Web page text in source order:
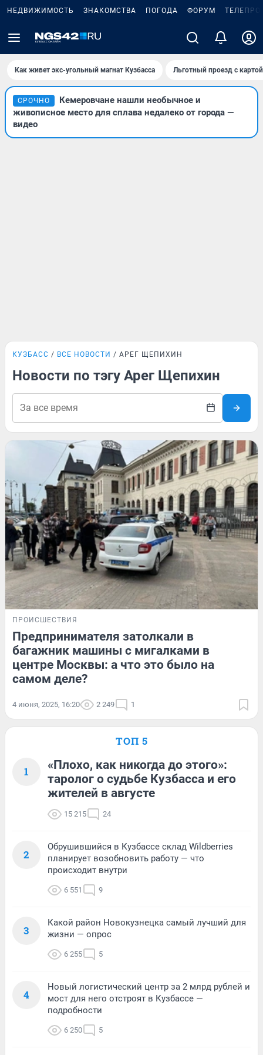
НЕДВИЖИМОСТЬ ЗНАКОМСТВА ПОГОДА ФОРУМ
Как живет экс-угольный магнат Кузбасса Льготный проезд с
СРОЧНО
Кемеровчане нашли необычное и
живописное место для сплава недалеко от города —
видео
КУЗБАСС ВСЕ НОВОСТИ АРЕГ ЩЕПИХИН
Новости по тэгу Арег Щепихин
ПРОИСШЕСТВИЯ
Предпринимателя затолкали в
багажник машины с мигалками в
центре Москвы: а что это было на
самом деле?
4 июня, 2025, 16:20 2 249 1
ТОП 5
1
«Плохо, как никогда до этого»:
таролог о судьбе Кузбасса и его
жителей в августе
15 215 24
2
Обрушившийся в Кузбассе склад Wildberries
планирует возобновить работу — что
происходит внутри
6 551 9
3
Какой район Новокузнецка самый лучший для
жизни — опрос
6 255 5
4
Новый логистический центр за 2 млрд рублей и
мост для него отстроят в Кузбассе —
подробности
6 250 5